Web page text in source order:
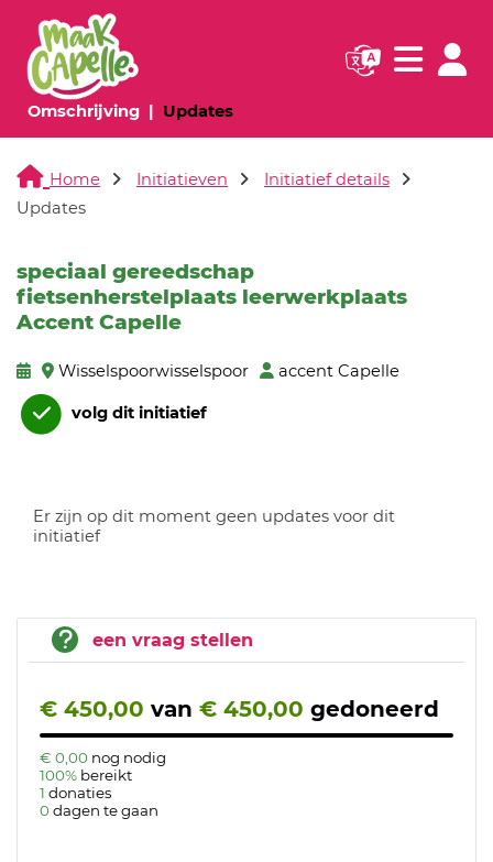
Omschrijving(huidige pagina)
Updates(huidige pagina)
Navigatie
Home Initiatieven
Initiatief details
Updates
speciaal gereedschap
fietsenherstelplaats leerwerkplaats
Accent Capelle
Wisselspoorwisselspoor accent Capelle
volg dit initiatief
Er zijn op dit moment geen updates voor dit
initiatief
een vraag stellen
€ 450,00 van € 450,00 gedoneerd
€ 0,00 nog nodig
100% bereikt
1 donaties
0 dagen te gaan